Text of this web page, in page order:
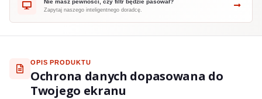
Zapytaj naszego inteligentnego doradcę.
OPIS PRODUKTU
Ochrona danych dopasowana do
Twojego ekranu